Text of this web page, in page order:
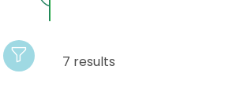
7 results